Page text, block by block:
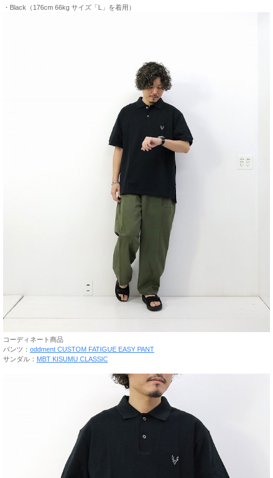
・Black（176cm 66kg サイズ「L」を着用）
コーディネート商品
パンツ： oddment CUSTOM FATIGUE EASY PANT
サンダル： MBT KISUMU CLASSIC